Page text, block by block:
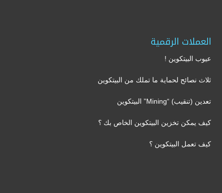
العملات الرقمية
عيوب البيتكوين !
ثلاث نصائح لحماية ما تملك من البيتكوين
تعدين (تنقيب) “Mining” البيتكوين
كيف يمكن تخزين البيتكوين الخاص بك ؟
كيف تعمل البيتكوين ؟